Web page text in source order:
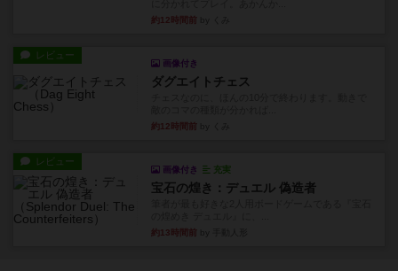
約12時間前
レビュー
画像付き
ダグエイトチェス
約12時間前
レビュー
画像付き 充実
宝石の煌き：デュエル 偽造者
約13時間前